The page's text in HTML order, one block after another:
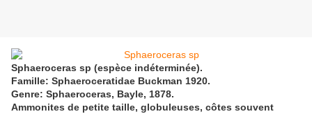
Sphaeroceras sp (espèce indéterminée).
Famille: Sphaeroceratidae Buckman 1920.
Genre: Sphaeroceras, Bayle, 1878.
Ammonites de petite taille, globuleuses, côtes souvent